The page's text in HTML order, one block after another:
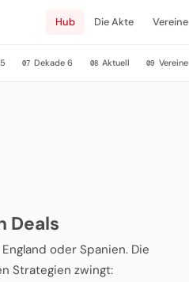
Hub Die Akte Vereine
07 Dekade 6 08 Aktuell 09 Vereine
Deals
oder Spanien. Die
Strategien zwingt: